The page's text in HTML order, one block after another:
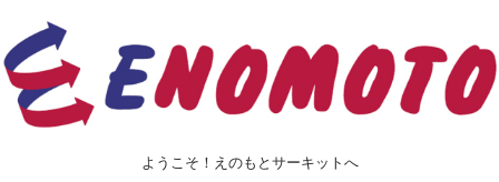
ようこそ！えのもとサーキットへ